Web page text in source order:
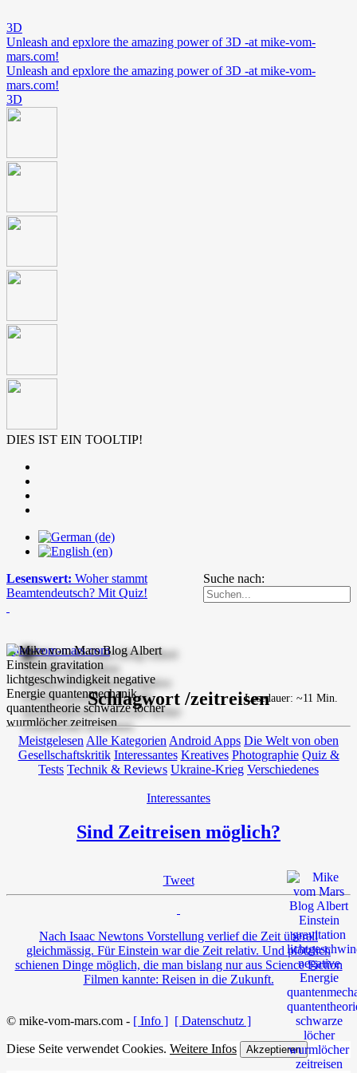
3D
Unleash and epxlore the amazing power of 3D -at mike-vom-
mars.com!
Unleash and epxlore the amazing power of 3D -at mike-vom-
mars.com!
3D
DIES IST EIN TOOLTIP!
Suche nach:
Lesenswert: Woher stammt
Beamtendeutsch? Mit Quiz!
mike-vom-mars.com
Schlagwort /zeitreisen
Meistgelesen Alle Kategorien Android Apps Die Welt von oben
Gesellschaftskritik Interessantes Kreatives Photographie Quiz &
Tests Technik & Reviews Ukraine-Krieg Verschiedenes
Interessantes
Sind Zeitreisen möglich?
Tweet
Lesedauer: ~11 Min.
Nach Isaac Newtons Vorstellung verlief die Zeit überall
gleichmässig. Für Einstein war die Zeit relativ. Und plötzlich
schienen Dinge möglich, die man bislang nur aus Science Fiction
Filmen kannte: Reisen in die Zukunft.
© mike-vom-mars.com - [ Info ] [ Datenschutz ]
Diese Seite verwendet Cookies. Weitere Infos Akzeptieren